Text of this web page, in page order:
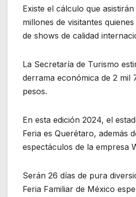
Existe el cálculo que
millones de visitantes
de shows de calidad
La Secretaría de Turismo
derrama económica de 2 mil
pesos.
En esta edición 2024, el
Feria es Querétaro, además
espectáculos de la empresa
Serán 26 días de pura
Feria Familiar de México